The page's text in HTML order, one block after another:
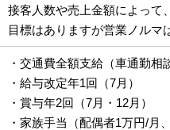
接客人数や売上金額によっ
目標はありますが営業ノルマ
・交通費全額支給（車通勤相
・給与改定年1回（7月）
・賞与年2回（7月・12月）
・家族手当（配偶者1万円/月